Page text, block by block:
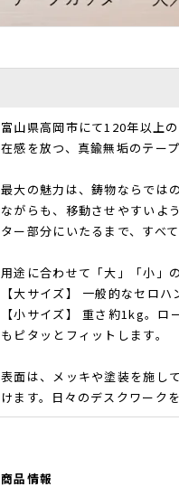
富山県高岡市にて120年以上
在感を放つ、真鍮無垢のテープ
最大の魅力は、鋳物ならでは
ながらも、移動させやすいよ
ター部分にいたるまで、すべ
用途に合わせて「大」「小」
【大サイズ】 一般的なセロ
【小サイズ】 重さ約1kg。
もピタッとフィットします。
表面は、メッキや塗装を施し
けます。日々のデスクワーク
商品情報